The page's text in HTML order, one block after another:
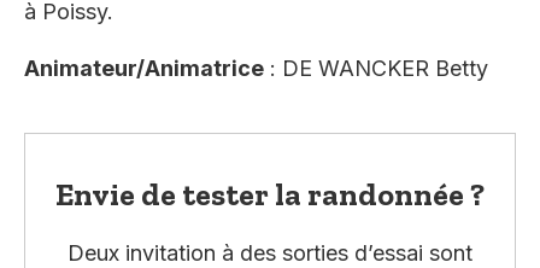
à Poissy.
Animateur/Animatrice : DE WANCKER Betty
Envie de tester la randonnée ?
Deux invitation à des sorties d’essai sont